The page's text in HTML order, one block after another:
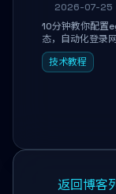
2026-07-25
10分钟教你配置
态，自动化登录
干扰日常使用。
技术教程
返回博客